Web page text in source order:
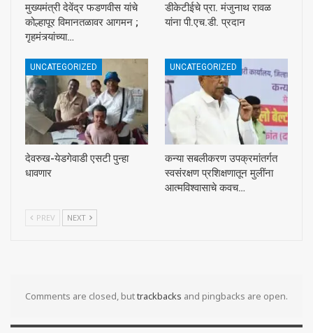
मुख्यमंत्री देवेंद्र फडणवीस यांचे
कोल्हापूर विमानतळावर आगमन ;
गृहमंत्र्यांच्या…
डीकेटीईचे प्रा. मंजुनाथ रावळ
यांना पी.एच.डी. प्रदान
UNCATEGORIZED
देवरुख-येडगेवाडी एसटी पुन्हा
धावणार
UNCATEGORIZED
कन्या सबलीकरण उपक्रमांतर्गत
स्वसंरक्षण प्रशिक्षणातून मुलींना
आत्मविश्वासाचे कवच…
PREV NEXT
Comments are closed, buttrackbacks and pingbacks are open.